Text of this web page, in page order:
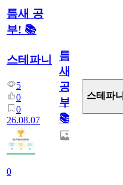
틈새 공
부! 📚
스테파니
5
0
0
26.08.07
0
틈
새
공
부!
📚
스테파니